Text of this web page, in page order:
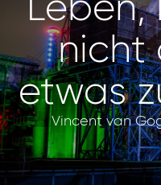
Vincent van
nicht
etwas